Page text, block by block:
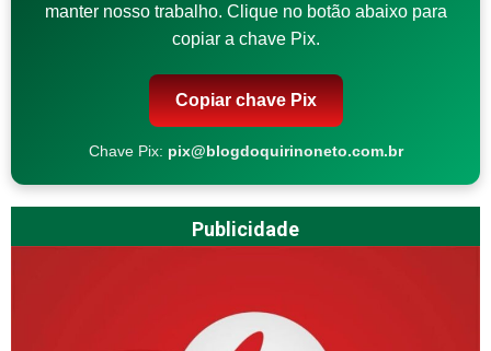
manter nosso trabalho. Clique no botão abaixo para
copiar a chave Pix.
Copiar chave Pix
Chave Pix: pix@blogdoquirinoneto.com.br
Publicidade